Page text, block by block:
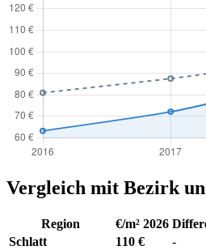
Vergleich mit Bezirk
Region €/m² 2026
Schlatt
110 € -